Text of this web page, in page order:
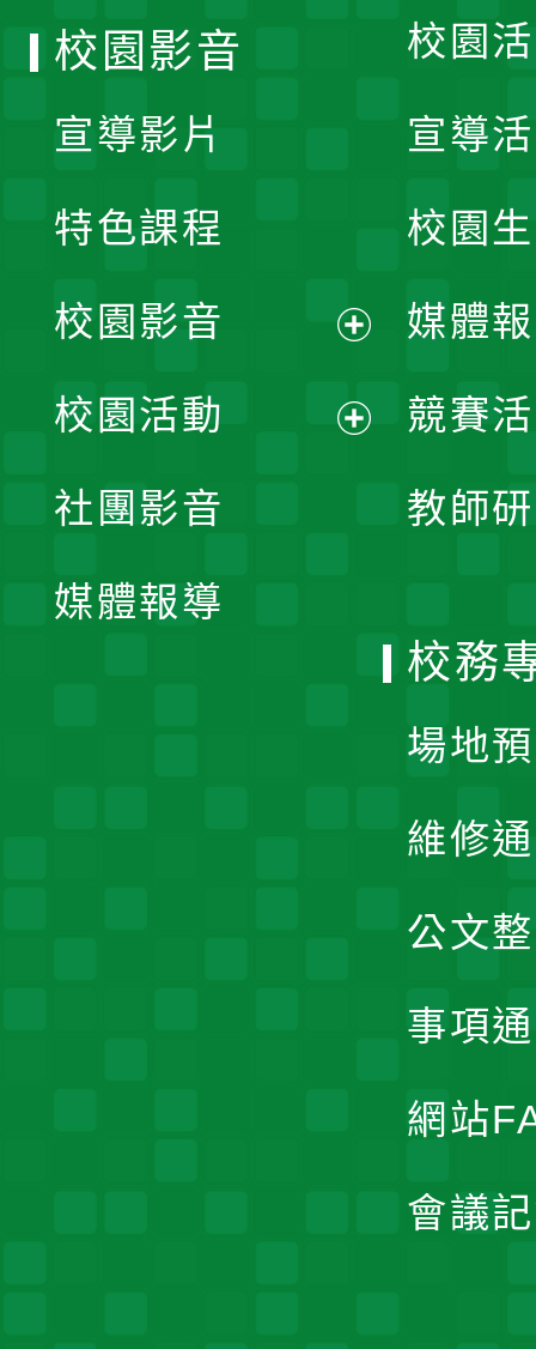
校園
宣導
校園
媒體
競賽
教師
校園影音
宣導影片
特色課程
校園影音
開
校園活動
社團影音
媒體報導
校務
場地
維修
公文
事項
網站
會議